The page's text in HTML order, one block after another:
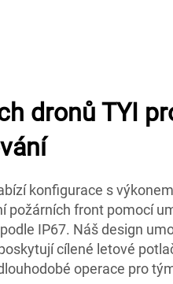
dronů TYI
konfigurace s
požárních front pomocí
IP67. Náš design
cílené letové
operace pro